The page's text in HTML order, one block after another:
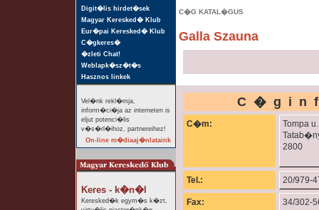
Digit�lis hirdet�sek
Magyar Keresked� Klub
Eur�pai Keresked� Klub
C�gkeres�
�zleti Chat!
Weblapk�sz�t�s
Hasznos linkek
Vel�nk rekl�mja,
inform�ci�ja az interneten is
eljut potenci�lis
v�s�rl�ihoz, partnereihez!
On-line m�diaaj�nlataink
Keres - k�n�l
Keresked�k egym�s k�zt,
C�G KATAL�GUS
Galla Szauna
C�m:
Tompa
2800
Tel.: 20/979-
Fax: 34/302-